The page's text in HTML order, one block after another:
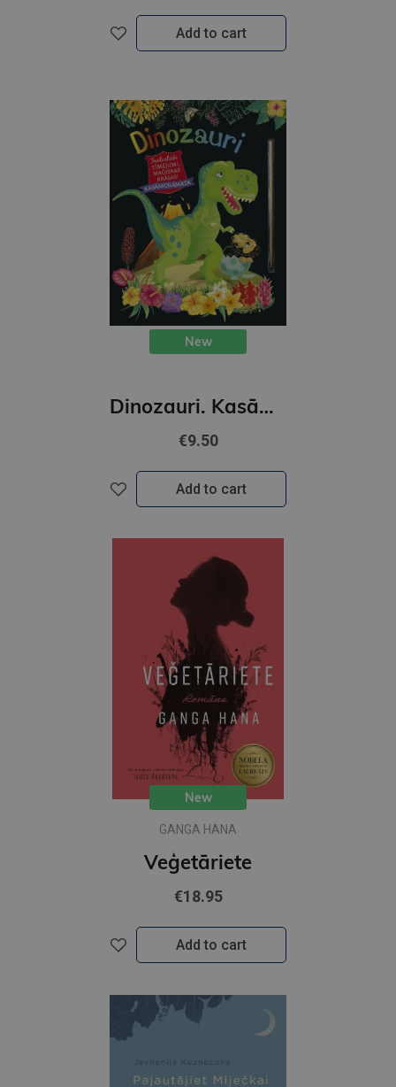
Add to cart
New
Dinozauri. Kasāmgrāmata
€9.50
Add to cart
New
GANGA HANA
Veģetāriete
€18.95
Add to cart